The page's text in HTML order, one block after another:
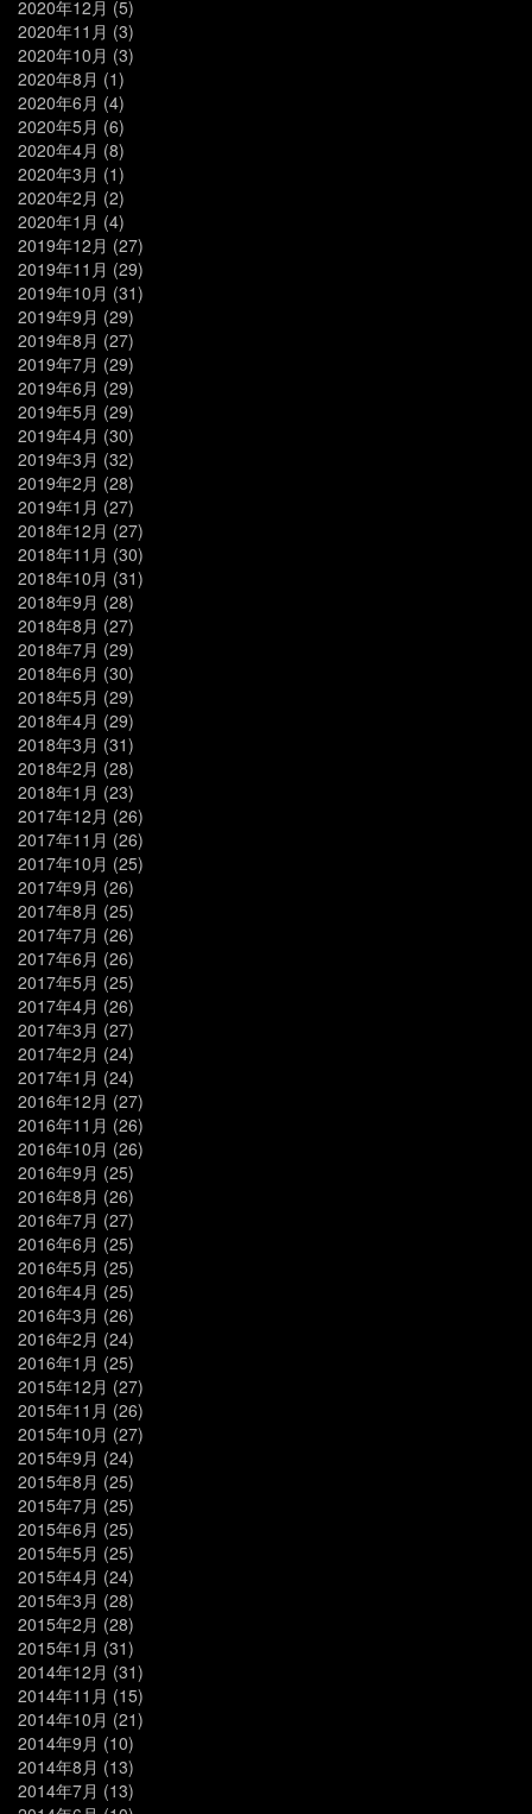
2020年12月 (5)
2020年11月 (3)
2020年10月 (3)
2020年8月 (1)
2020年6月 (4)
2020年5月 (6)
2020年4月 (8)
2020年3月 (1)
2020年2月 (2)
2020年1月 (4)
2019年12月 (27)
2019年11月 (29)
2019年10月 (31)
2019年9月 (29)
2019年8月 (27)
2019年7月 (29)
2019年6月 (29)
2019年5月 (29)
2019年4月 (30)
2019年3月 (32)
2019年2月 (28)
2019年1月 (27)
2018年12月 (27)
2018年11月 (30)
2018年10月 (31)
2018年9月 (28)
2018年8月 (27)
2018年7月 (29)
2018年6月 (30)
2018年5月 (29)
2018年4月 (29)
2018年3月 (31)
2018年2月 (28)
2018年1月 (23)
2017年12月 (26)
2017年11月 (26)
2017年10月 (25)
2017年9月 (26)
2017年8月 (25)
2017年7月 (26)
2017年6月 (26)
2017年5月 (25)
2017年4月 (26)
2017年3月 (27)
2017年2月 (24)
2017年1月 (24)
2016年12月 (27)
2016年11月 (26)
2016年10月 (26)
2016年9月 (25)
2016年8月 (26)
2016年7月 (27)
2016年6月 (25)
2016年5月 (25)
2016年4月 (25)
2016年3月 (26)
2016年2月 (24)
2016年1月 (25)
2015年12月 (27)
2015年11月 (26)
2015年10月 (27)
2015年9月 (24)
2015年8月 (25)
2015年7月 (25)
2015年6月 (25)
2015年5月 (25)
2015年4月 (24)
2015年3月 (28)
2015年2月 (28)
2015年1月 (31)
2014年12月 (31)
2014年11月 (15)
2014年10月 (21)
2014年9月 (10)
2014年8月 (13)
2014年7月 (13)